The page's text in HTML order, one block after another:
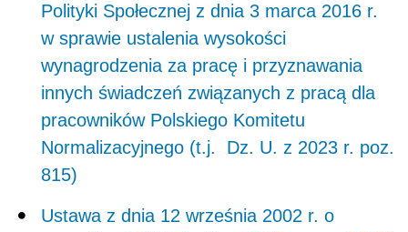
Polityki Społecznej z dnia 3 marca 2016 r.
w sprawie ustalenia wysokości
wynagrodzenia za pracę i przyznawania
innych świadczeń związanych z pracą dla
pracowników Polskiego Komitetu
Normalizacyjnego (t.j.
Dz. U. z 2023 r. poz.
815)
Ustawa z dnia 12 września 2002 r. o